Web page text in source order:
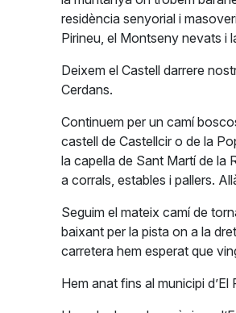
residència senyorial i
Pirineu, el Montseny nevats i
Deixem el Castell darrere
Cerdans.
Continuem per un camí
castell de Castellcir o de la
la capella de Sant Martí de la
a corrals, estables i pallers.
Seguim el mateix camí de
baixant per la pista on a la
carretera hem esperat que
Hem anat fins al municipi